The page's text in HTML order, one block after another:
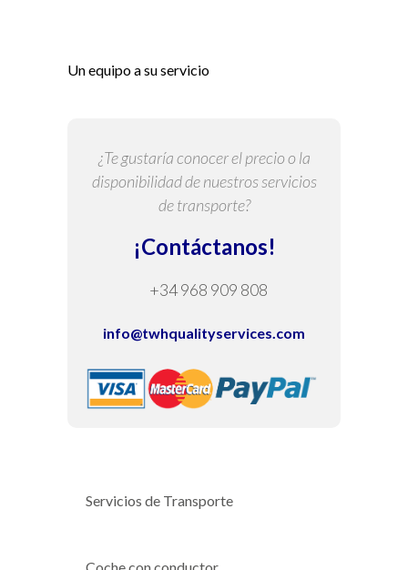
Un equipo a su servicio
¿Te gustaría conocer el precio o la
disponibilidad de nuestros servicios
de transporte?
¡Contáctanos!
+34 968 909 808
info@twhqualityservices.com
Servicios de Transporte
Coche con conductor